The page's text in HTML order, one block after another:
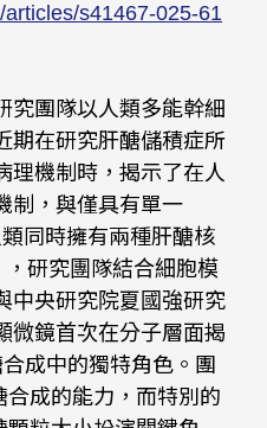
s41467-025-61
究團隊以人類多能幹細
期在研究肝醣儲積症所
理機制時，揭示了在人
制，與僅具有單一
同時擁有兩種肝醣核
研究團隊結合細胞模
中央研究院夏國強研究
微鏡首次在分子層面揭
成中的獨特角色。團
合成的能力，而特別的